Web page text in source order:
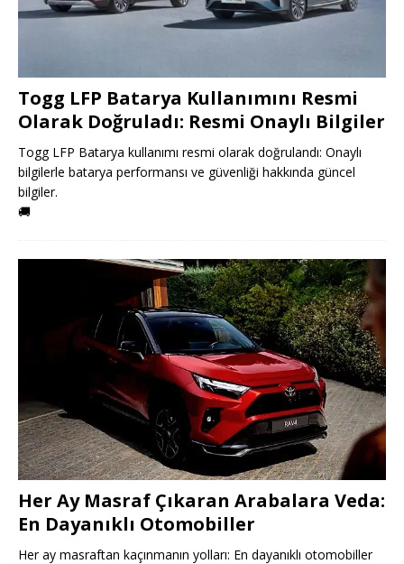
Togg LFP Batarya Kullanımını Resmi
Olarak Doğruladı: Resmi Onaylı Bilgiler
Togg LFP Batarya kullanımı resmi olarak doğrulandı: Onaylı
bilgilerle batarya performansı ve güvenliği hakkında güncel
bilgiler.
🚚
Her Ay Masraf Çıkaran Arabalara Veda:
En Dayanıklı Otomobiller
Her ay masraftan kaçınmanın yolları: En dayanıklı otomobiller